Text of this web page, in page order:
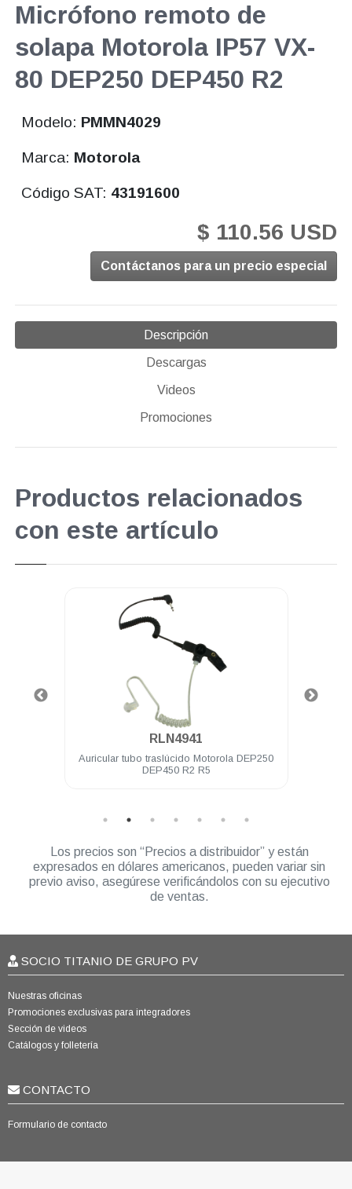
Micrófono remoto de
solapa Motorola IP57 VX-
80 DEP250 DEP450 R2
Modelo: PMMN4029
Marca: Motorola
Código SAT: 43191600
$ 110.56 USD
Contáctanos para un precio especial
Descripción
Descargas
Videos
Promociones
Productos relacionados
con este artículo
RLN4941
Auricular tubo traslúcido Motorola DEP250
DEP450 R2 R5
Los precios son “Precios a distribuidor” y están
expresados en dólares americanos, pueden variar sin
previo aviso, asegúrese verificándolos con su ejecutivo
de ventas.
SOCIO TITANIO DE GRUPO PV
Nuestras oficinas
Promociones exclusivas para integradores
Sección de videos
Catálogos y folletería
CONTACTO
Formulario de contacto